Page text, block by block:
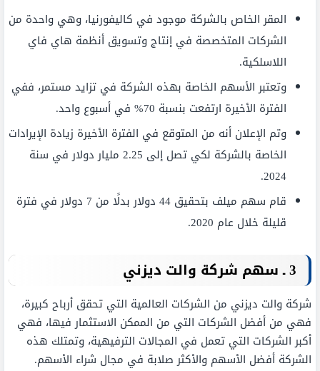
المقر الخاص بالشركة موجود في كاليفورنيا، وهي واحدة من
الشركات المتخصصة في إنتاج وتسويق أنظمة هاي فاي
اللاسلكية.
وتعتبر الأسهم الخاصة بهذه الشركة في تزايد مستمر، ففي
الفترة الأخيرة ارتفعت بنسبة 70% في أسبوع واحد.
وتم الإعلان أنه من المتوقع في الفترة الأخيرة زيادة الإيرادات
الخاصة بالشركة لكي تصل إلى 2.25 مليار دولار في سنة
2024.
قام سهم ميلف بتحقيق 44 دولار بدلًا من 7 دولار في فترة
قليلة خلال عام 2020.
3ـ سهم شركة والت ديزني
شركة والت ديزني من الشركات العالمية التي تحقق أرباح كبيرة،
فهي من أفضل الشركات التي من الممكن الاستثمار فيها، فهي
أكبر الشركات التي تعمل في المجالات الترفيهية، وتمتلك هذه
الشركة أفضل الأسهم والأكثر صلابة في مجال شراء الأسهم.